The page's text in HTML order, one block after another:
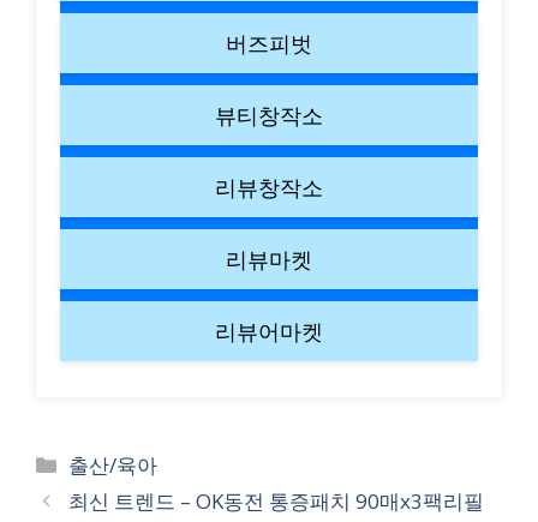
버즈피벗
뷰티창작소
리뷰창작소
리뷰마켓
리뷰어마켓
Categories
출산/육아
최신 트렌드 – OK동전 통증패치 90매x3팩리필